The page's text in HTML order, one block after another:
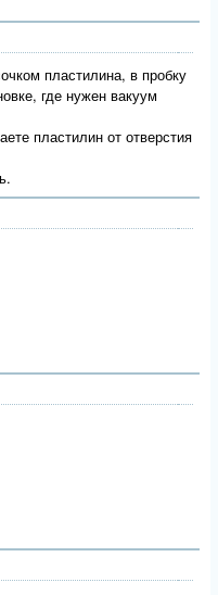
пластилина, в пробку
где нужен вакуум
пластилин от отверстия